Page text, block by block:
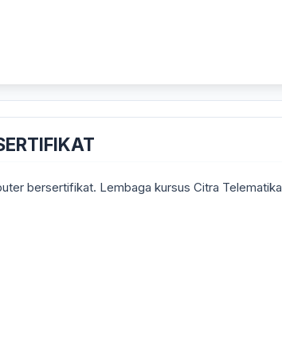
bersertifikat. Lembaga kursus Citra Telematika